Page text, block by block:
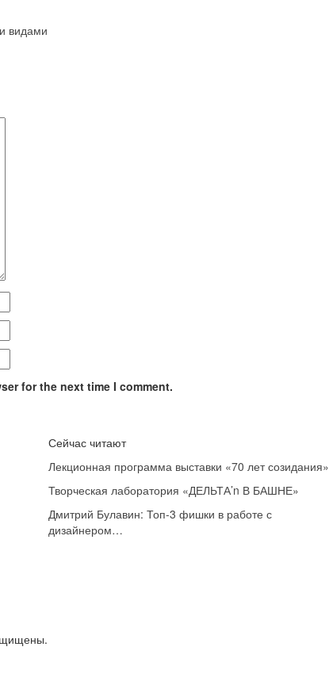
видами
for the next time I comment.
Сейчас читают
Лекционная программа выставки «70 лет созидания»
Творческая лаборатория «ДЕЛЬТА’n В БАШНЕ»
Дмитрий Булавин: Топ-3 фишки в работе с
дизайнером…